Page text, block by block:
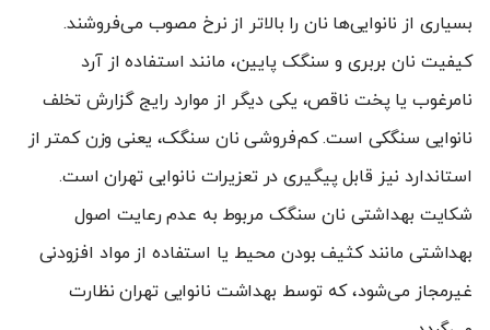
بسیاری از نانوایی‌ها نان را بالاتر از نرخ مصوب می‌فروشند.
کیفیت نان بربری و سنگک پایین، مانند استفاده از آرد
نامرغوب یا پخت ناقص، یکی دیگر از موارد رایج گزارش تخلف
نانوایی سنگکی است. کم‌فروشی نان سنگک، یعنی وزن کمتر از
استاندارد نیز قابل پیگیری در تعزیرات نانوایی تهران است.
شکایت بهداشتی نان سنگک مربوط به عدم رعایت اصول
بهداشتی مانند کثیف بودن محیط یا استفاده از مواد افزودنی
غیرمجاز می‌شود، که توسط بهداشت نانوایی تهران نظارت